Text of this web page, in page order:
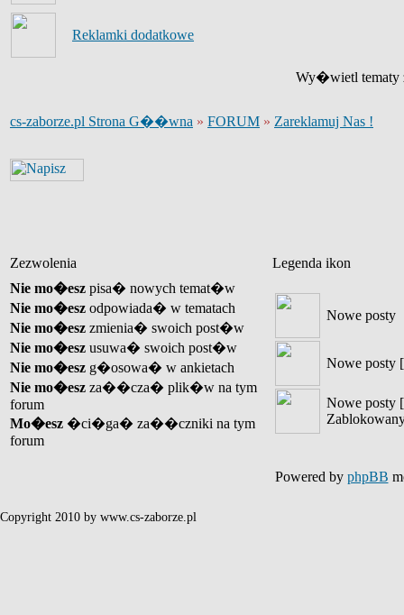
Reklamki dodatkowe
Wy�wietl tematy
cs-zaborze.pl Strona G��wna » FORUM » Zareklamuj Nas !
Zezwolenia
Legenda ikon
Nie mo�esz pisa� nowych temat�w
Nie mo�esz odpowiada� w tematach
Nie mo�esz zmienia� swoich post�w
Nie mo�esz usuwa� swoich post�w
Nie mo�esz g�osowa� w ankietach
Nie mo�esz za��cza� plik�w na tym
forum
Mo�esz �ci�ga� za��czniki na tym
forum
Nowe posty
Nowe posty
Nowe posty [
Powered by phpBB
Copyright 2010 by www.cs-zaborze.pl